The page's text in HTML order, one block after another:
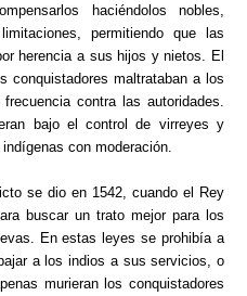
haciéndolos nobles,
permitiendo que las
herencia a sus hijos y nietos. El
conquistadores maltrataban a los
contra las autoridades.
bajo el control de virreyes y
con moderación.
se dio en 1542, cuando el Rey
buscar un trato mejor para los
En estas leyes se prohibía a
a los indios a sus servicios, o
murieran los conquistadores